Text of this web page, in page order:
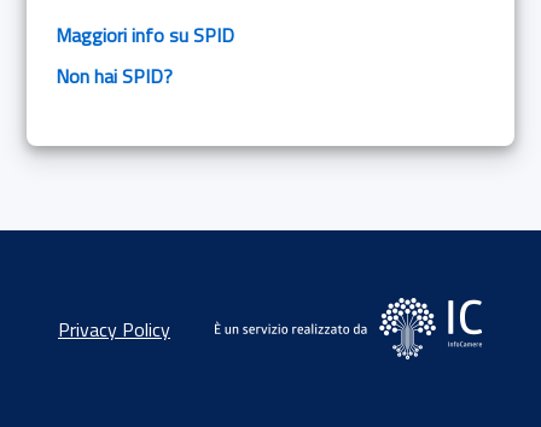
Maggiori info su SPID
Non hai SPID?
Privacy Policy